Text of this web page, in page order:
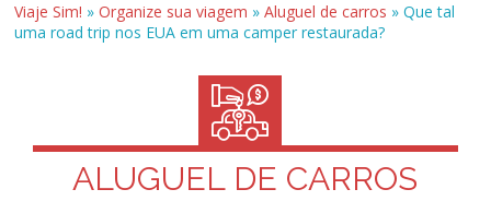
Viaje Sim! »Organize sua viagem »Aluguel de carros »Que tal
uma road trip nos EUA em uma camper restaurada?
ALUGUEL DE CARROS